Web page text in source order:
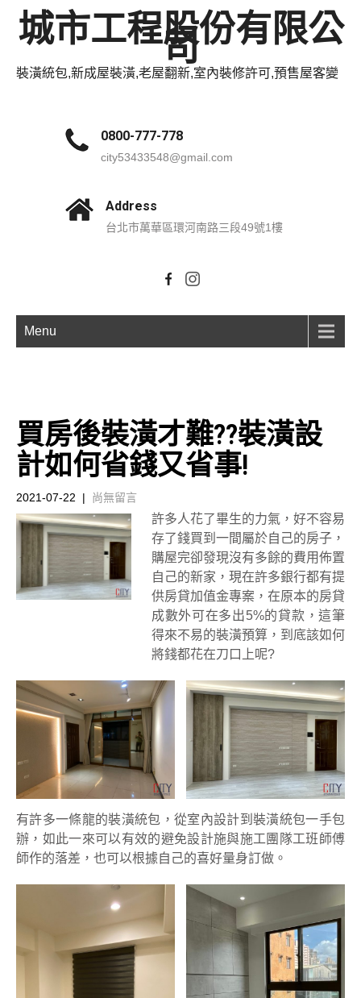
城市工程股份有限公
司
裝潢統包,新成屋裝潢,老屋翻新,室內裝修許可,預售屋客變
0800-777-778
city53433548@gmail.com
Address
台北市萬華區環河南路三段49號1樓
Menu
買房後裝潢才難??裝潢設
計如何省錢又省事!
2021-07-22 | 尚無留言
許多人花了畢生的力氣，好不容易
存了錢買到一間屬於自己的房子，
購屋完卻發現沒有多餘的費用佈置
自己的新家，現在許多銀行都有提
供房貸加值金專案，在原本的房貸
成數外可在多出5%的貸款，這筆
得來不易的裝潢預算，到底該如何
將錢都花在刀口上呢?
有許多一條龍的裝潢統包，從室內設計到裝潢統包一手包
辦，如此一來可以有效的避免設計施與施工團隊工班師傅
師作的落差，也可以根據自己的喜好量身訂做。